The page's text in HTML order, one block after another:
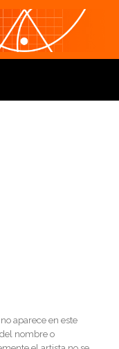
aparece en este
nombre o